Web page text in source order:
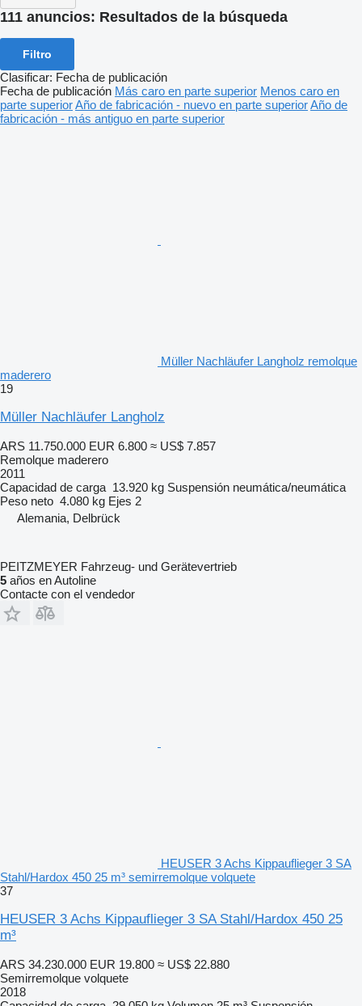
111 anuncios: Resultados de la búsqueda
Filtro
Clasificar: Fecha de publicación
Fecha de publicación Más caro en parte superior Menos caro en
parte superiorAño de fabricación - nuevo en parte superiorAño de
fabricación - más antiguo en parte superior
Müller Nachläufer Langholz remolque
maderero
19
Müller Nachläufer Langholz
ARS 11.750.000 EUR 6.800 ≈ US$ 7.857
Remolque maderero
2011
Capacidad de carga 13.920 kg Suspensión neumática/neumática
Peso neto 4.080 kg Ejes 2
Alemania, Delbrück
PEITZMEYER Fahrzeug- und Gerätevertrieb
5 años en Autoline
Contacte con el vendedor
HEUSER 3 Achs Kippauflieger 3 SA
Stahl/Hardox 450 25 m³ semirremolque volquete
37
HEUSER 3 Achs Kippauflieger 3 SA Stahl/Hardox 450 25
m³
ARS 34.230.000 EUR 19.800 ≈ US$ 22.880
Semirremolque volquete
2018